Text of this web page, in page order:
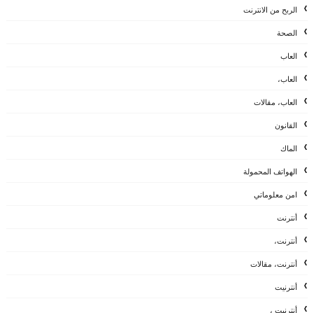
الربح من الانترنت
الصحة
العاب
العاب،
العاب، مقالات
القانون
الماك
الهواتف المحمولة
امن معلوماتي
أنترنت
أنترنت،
أنترنت، مقالات
أنترنيت
أنترنيت ،